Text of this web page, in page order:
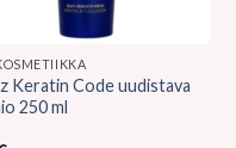
Keratin Code uudistava
250 ml